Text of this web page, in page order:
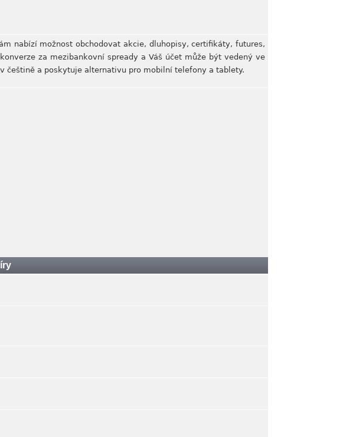
nabízí možnost obchodovat akcie, dluhopisy, certifikáty, futures,
za mezibankovní spready a Váš účet může být vedený ve
češtině a poskytuje alternativu pro mobilní telefony a tablety.